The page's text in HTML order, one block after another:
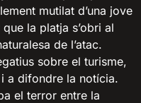
mutilat d’una jove
la platja s’obri al
de l’atac.
sobre el turisme,
a difondre la notícia.
el terror entre la